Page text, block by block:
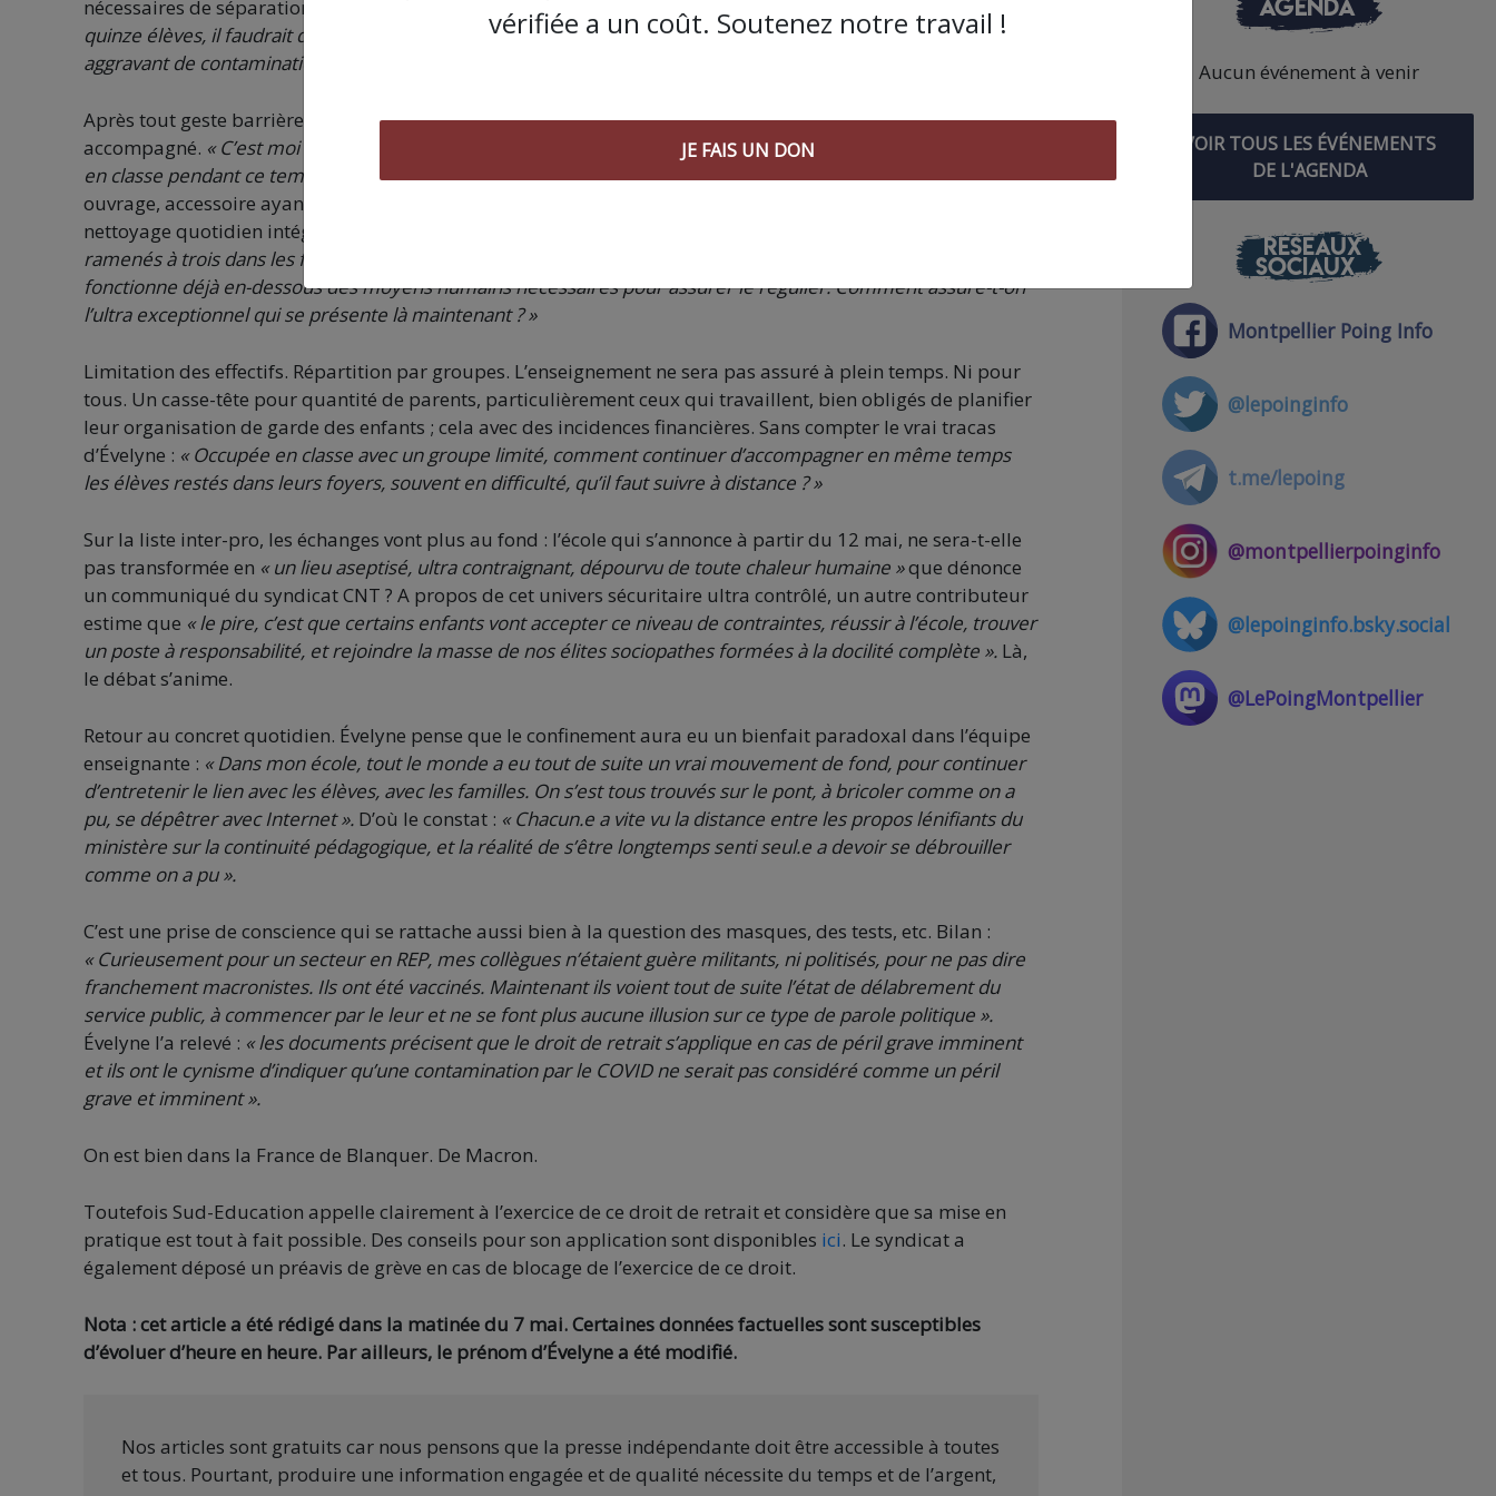
nécessaires de séparation à l’intérieur ?
« Ma classe est déjà trop petite en temps normal. Même réduite à
quinze élèves, il faudrait déménager le mobilier. Qui va le faire ? Pour le mettre où ? Dans le couloir, facteur
aggravant de contamination lors des circulations ? »
Après tout geste barrière enfreint par un enfant, celui-ci doit aller impérativement se laver les mains,
accompagné. « C’est moi qui vais l’accompagner ? Le couloir, descendre d’un étage, etc. Qu’est-ce qui se passe
en classe pendant ce temps ? ».
Et ainsi de suite, avec le nettoyage et désinfection systématique de tout objet,
ouvrage, accessoire ayant été surface de contact à l’usage, pendant toute la journée. Sans parler du
nettoyage quotidien intégral impératif.
ramenés à trois dans les faits avec les divers congés, rotations, et arrêts maladie. Bref, en temps normal, on
fonctionne déjà en-dessous des moyens humains nécessaires pour assurer le régulier. Comment assure-t-on
l’ultra exceptionnel qui se présente là maintenant? »
Limitation des effectifs. Répartition par groupes. L’enseignement ne sera pas assuré à plein temps. Ni pour
tous. Un casse-tête pour quantité de parents, particulièrement ceux qui travaillent, bien obligés de planifier
leur organisation de garde des enfants ; cela avec des incidences financières. Sans compter le vrai tracas
d’Évelyne : « Occupée en classe avec un groupe limité, comment continuer d’accompagner en même temps
les élèvesrestés dans leurs foyers, souvent en difficulté, qu’il faut suivre à distance ? »
Sur la liste inter-pro, les échanges vont plus au fond : l’école qui s’annonce à partir du 12 mai, ne sera-t-elle
pas transformée en « un lieu aseptisé, ultra contraignant, dépourvu de toute chaleur humaine »que dénonce
un communiqué du syndicat CNT ? A propos de cet univers sécuritaire ultra contrôlé, un autre contributeur
estime que « le pire, c’est que certains enfants vont accepter ce niveau de contraintes, réussir à l’école, trouver
un poste à responsabilité, et rejoindre la masse de nos élites sociopathes formées à la docilité complète ». Là,
le débat s’anime.
Retour au concret quotidien. Évelyne pense que le confinement aura eu un bienfait paradoxal dans l’équipe
enseignante : « Dans mon école, tout le monde a eu tout de suite un vrai mouvement de fond, pour continuer
d’entretenir le lien avec les élèves, avec les familles. On s’est tous trouvés sur le pont, à bricoler comme on a
pu, se dépêtrer avec Internet ». D’où le constat : « Chacun.e a vite vu la distance entre les propos lénifiants du
ministère sur la continuité pédagogique, et la réalité de s’être longtemps senti seul.e a devoir se débrouiller
comme on a pu ».
C’est une prise de conscience qui se rattache aussi bien à la question des masques, des tests, etc. Bilan :
« Curieusement pour un secteur en REP, mes collègues n’étaient guère militants, ni politisés, pour ne pas dire
franchement macronistes. Ils ont été vaccinés. Maintenant ils voient tout de suite l’état de délabrement du
service public, à commencer par le leur et ne se font plus aucune illusion sur ce type de parole politique ».
Évelyne l’a relevé : « les documents précisent que le droit de retrait s’applique en cas de péril grave imminent
et ils ont le cynisme d’indiquer qu’une contamination par le COVID ne serait pas considéré comme un péril
grave et imminent ».
On est bien dans la France de Blanquer. De Macron.
Toutefois Sud-Education appelle clairement à l’exercice de ce droit de retrait et considère que sa mise en
pratique est tout à fait possible. Des conseils pour son application sont disponibles ici. Le syndicat a
également déposé un préavis de grève en cas de blocage de l’exercice de ce droit.
Nota : cet article a été rédigé dans la matinée du 7 mai. Certaines données factuelles sont susceptibles
d’évoluer d’heure en heure. Par ailleurs, le prénom d’Évelyne a été modifié.
Nos articles sont gratuits car nous pensons que la presse indépendante doit être accessible à toutes
et tous. Pourtant, produire une information engagée et de qualité nécessite du temps et de l’argent,
Aucun événement à venir
VOIR TOUS LES ÉVÉNEMENTS
DE L'AGENDA
RÉSEAUX
SOCIAUX
Montpellier Poing Info
@lepoinginfo
t.me/lepoing
@montpellierpoinginfo
@lepoinginfo.bsky.social
@LePoingMontpellier
vérifiée a un coût. Soutenez notre travail !
JE FAIS UN DON